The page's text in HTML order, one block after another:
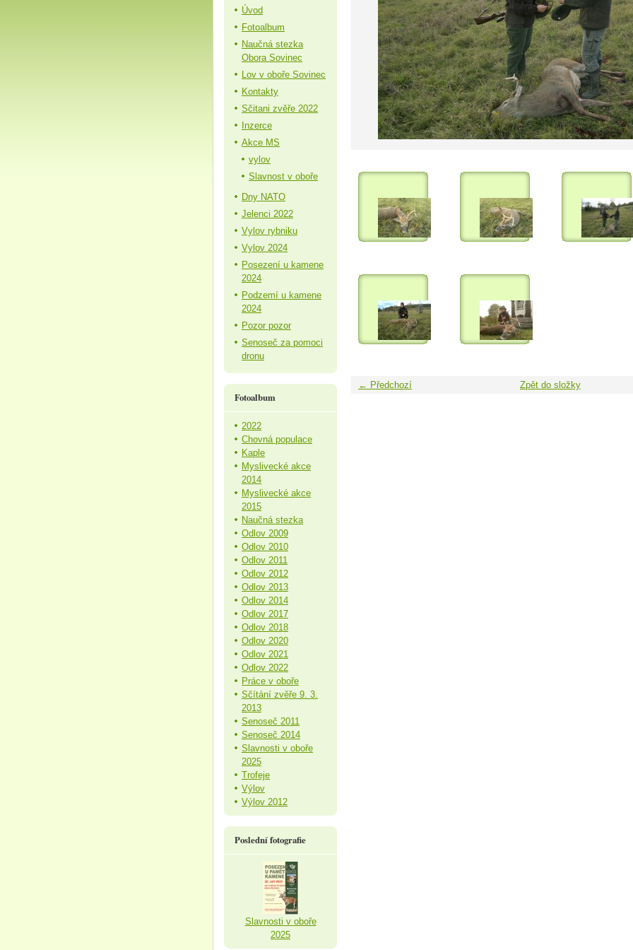
← Předchozí Zpět do složky
Úvod
Fotoalbum
Naučná stezka
Obora Sovinec
Lov v oboře Sovinec
Kontakty
Sčitani zvěře 2022
Inzerce
Akce MS
vylov
Slavnost v oboře
Dny NATO
Jelenci 2022
Vylov rybniku
Vylov 2024
Posezení u kamene
2024
Podzemí u kamene
2024
Pozor pozor
Senoseč za pomoci
dronu
Fotoalbum
2022
Chovná populace
Kaple
Myslivecké akce
2014
Myslivecké akce
2015
Naučná stezka
Odlov 2009
Odlov 2010
Odlov 2011
Odlov 2012
Odlov 2013
Odlov 2014
Odlov 2017
Odlov 2018
Odlov 2020
Odlov 2021
Odlov 2022
Práce v oboře
Sčítání zvěře 9. 3.
2013
Senoseč 2011
Senoseč 2014
Slavnosti v oboře
2025
Trofeje
Výlov
Výlov 2012
Poslední fotografie
Slavnosti v oboře
2025